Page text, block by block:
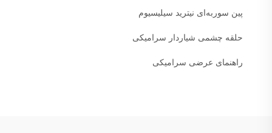
پین سوربه‌ای نیترید سیلیسیوم
حلقه چشمی شیاردار سرامیکی
راهنمای عرضی سرامیکی